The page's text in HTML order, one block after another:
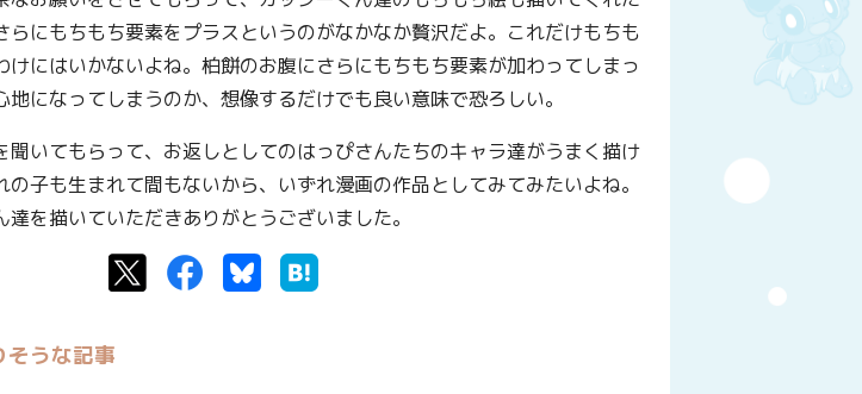
らにもちもち要素をプラスというのがなかなか贅沢だよ。これだけもちも
けにはいかないよね。柏餅のお腹にさらにもちもち要素が加わってしまっ
になってしまうのか、想像するだけでも良い意味で恐ろしい。
聞いてもらって、お返しとしてのはっぴさんたちのキャラ達がうまく描け
子も生まれて間もないから、いずれ漫画の作品としてみてみたいよね。
を描いていただきありがとうございました。
TwitterFacebookBluesky
そうな記事